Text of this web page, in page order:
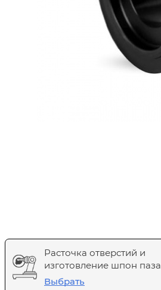
Расточка отверстий и
изготовление шпон паза
Выбрать